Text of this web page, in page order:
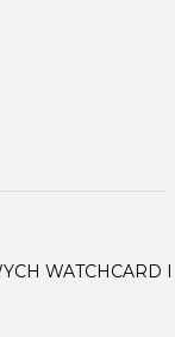
WATCHCARD I